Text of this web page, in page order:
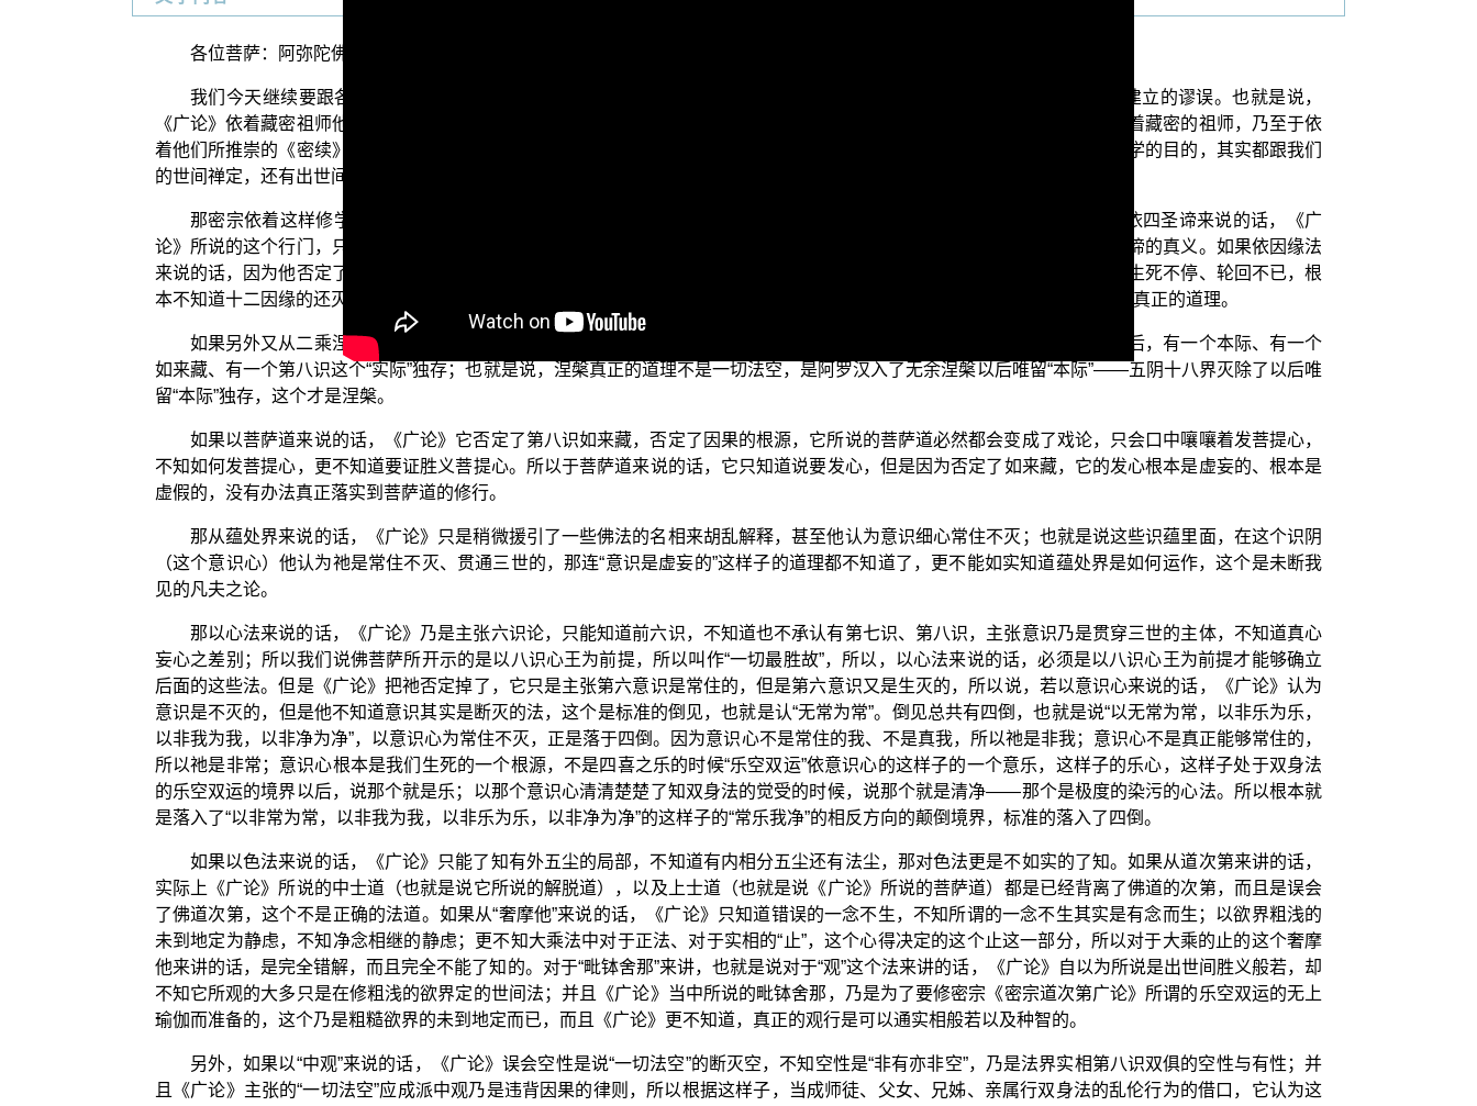
各位菩萨：阿弥陀佛！
我们今天继续要跟各位来说明的“常见外道法——广论”。我们这四集的主题，最主要是在说明《广论》的三士道的道总建立的谬误。也就是说，
《广论》依着藏密祖师他们所建立的下士道、中士道、上士道的这样子建立道次第，是完全跟佛法背离的，因为《广论》是依着藏密的祖师，乃至于依
着他们所推崇的《密续》所说的这个法，这些法其实都是基于双身法淫欲乐受的这些境界，为了满足这些境界所修学的；他修学的目的，其实都跟我们
的世间禅定，还有出世间的解脱，乃至于世出世间的这个菩萨的法道，都大相径庭，都是违背的。
那密宗依着这样修学佛法，乃至于把这个邪见教导给众生，这其实是佛教界千余年来最大的戏论，为什么呢？我们如果依四圣谛来说的话，《广
论》所说的这个行门，只会造苦与集苦，更不知道真正的苦、苦集、苦灭以及苦灭道因的真义，所以他根本不能如实了知四圣谛的真义。如果依因缘法
来说的话，因为他否定了法界实相第八识，只能在现象界中观察缘起性空，落入了无因论的断灭见当中，只能继续在流转门中生死不停、轮回不已，根
本不知道十二因缘的还灭法的道理还有真义，所以更不知道《阿含经》里面所隐含所说的十因缘法“齐识而还，不能过彼”的这样真正的道理。
如果另外又从二乘涅槃来说的话，《广论》所说，根本连断我见都没办法，只以为涅槃即是空，不知道阿罗汉入无余涅槃后，有一个本际、有一个
如来藏、有一个第八识这个“实际”独存；也就是说，涅槃真正的道理不是一切法空，是阿罗汉入了无余涅槃以后唯留“本际”——五阴十八界灭除了以后唯
留“本际”独存，这个才是涅槃。
如果以菩萨道来说的话，《广论》它否定了第八识如来藏，否定了因果的根源，它所说的菩萨道必然都会变成了戏论，只会口中嚷嚷着发菩提心，
不知如何发菩提心，更不知道要证胜义菩提心。所以于菩萨道来说的话，它只知道说要发心，但是因为否定了如来藏，它的发心根本是虚妄的、根本是
虚假的，没有办法真正落实到菩萨道的修行。
那从蕴处界来说的话，《广论》只是稍微援引了一些佛法的名相来胡乱解释，甚至他认为意识细心常住不灭；也就是说这些识蕴里面，在这个识阴
（这个意识心）他认为祂是常住不灭、贯通三世的，那连“意识是虚妄的”这样子的道理都不知道了，更不能如实知道蕴处界是如何运作，这个是未断我
见的凡夫之论。
那以心法来说的话，《广论》乃是主张六识论，只能知道前六识，不知道也不承认有第七识、第八识，主张意识乃是贯穿三世的主体，不知道真心
妄心之差别；所以我们说佛菩萨所开示的是以八识心王为前提，所以叫作“一切最胜故”，所以，以心法来说的话，必须是以八识心王为前提才能够确立
后面的这些法。但是《广论》把祂否定掉了，它只是主张第六意识是常住的，但是第六意识又是生灭的，所以说，若以意识心来说的话，《广论》认为
意识是不灭的，但是他不知道意识其实是断灭的法，这个是标准的倒见，也就是认“无常为常”。倒见总共有四倒，也就是说“以无常为常，以非乐为乐，
以非我为我，以非净为净”，以意识心为常住不灭，正是落于四倒。因为意识心不是常住的我、不是真我，所以祂是非我；意识心不是真正能够常住的，
所以祂是非常；意识心根本是我们生死的一个根源，不是四喜之乐的时候“乐空双运”依意识心的这样子的一个意乐，这样子的乐心，这样子处于双身法
的乐空双运的境界以后，说那个就是乐；以那个意识心清清楚楚了知双身法的觉受的时候，说那个就是清净——那个是极度的染污的心法。所以根本就
是落入了“以非常为常，以非我为我，以非乐为乐，以非净为净”的这样子的“常乐我净”的相反方向的颠倒境界，标准的落入了四倒。
如果以色法来说的话，《广论》只能了知有外五尘的局部，不知道有内相分五尘还有法尘，那对色法更是不如实的了知。如果从道次第来讲的话，
实际上《广论》所说的中士道（也就是说它所说的解脱道），以及上士道（也就是说《广论》所说的菩萨道）都是已经背离了佛道的次第，而且是误会
了佛道次第，这个不是正确的法道。如果从“奢摩他”来说的话，《广论》只知道错误的一念不生，不知所谓的一念不生其实是有念而生；以欲界粗浅的
未到地定为静虑，不知净念相继的静虑；更不知大乘法中对于正法、对于实相的“止”，这个心得决定的这个止这一部分，所以对于大乘的止的这个奢摩
他来讲的话，是完全错解，而且完全不能了知的。对于“毗钵舍那”来讲，也就是说对于“观”这个法来讲的话，《广论》自以为所说是出世间胜义般若，却
不知它所观的大多只是在修粗浅的欲界定的世间法；并且《广论》当中所说的毗钵舍那，乃是为了要修密宗《密宗道次第广论》所谓的乐空双运的无上
瑜伽而准备的，这个乃是粗糙欲界的未到地定而已，而且《广论》更不知道，真正的观行是可以通实相般若以及种智的。
另外，如果以“中观”来说的话，《广论》误会空性是说“一切法空”的断灭空，不知空性是“非有亦非空”，乃是法界实相第八识双俱的空性与有性；并
且《广论》主张的“一切法空”应成派中观乃是违背因果的律则，所以根据这样子，当成师徒、父女、兄姊、亲属行双身法的乱伦行为的借口，它认为这